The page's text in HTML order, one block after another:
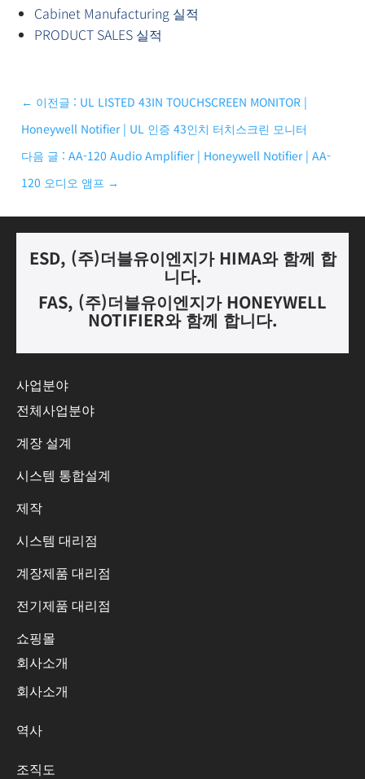
Cabinet Manufacturing 실적
PRODUCT SALES 실적
← 이전글 : UL LISTED 43IN TOUCHSCREEN MONITOR |
Honeywell Notifier | UL 인증 43인치 터치스크린 모니터
다음 글 : AA-120 Audio Amplifier | Honeywell Notifier | AA-
120 오디오 앰프 →
ESD, (주)더블유이엔지가 HIMA와 함께 합
니다.
FAS, (주)더블유이엔지가 HONEYWELL
NOTIFIER와 함께 합니다.
사업분야
전체사업분야
계장 설계
시스템 통합설계
제작
시스템 대리점
계장제품 대리점
전기제품 대리점
쇼핑몰
회사소개
회사소개
역사
조직도